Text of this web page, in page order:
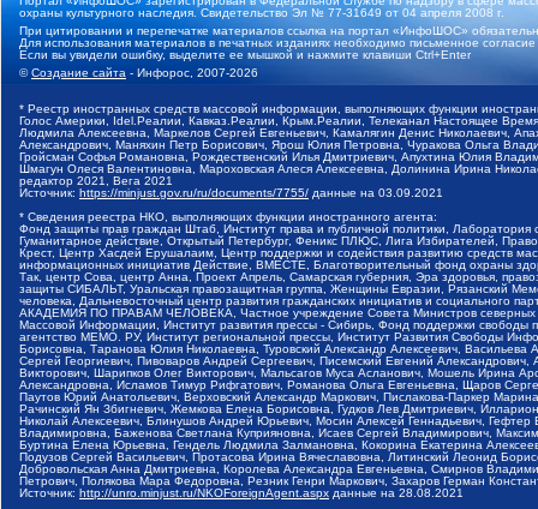
охраны культурного наследия. Свидетельство Эл № 77-31649 от 04 апреля 2008 г.
При цитировании и перепечатке материалов ссылка на портал «ИнфоШОС»
Для использования материалов в печатных изданиях необходимо письменное
Если вы увидели ошибку, выделите ее мышкой и нажмите клавиши Ctrl+Enter
©Создание сайта - Инфорос, 2007-2026
* Реестр иностранных средств массовой информации, выполняющих функции
Голос Америки, Idel.Реалии, Кавказ.Реалии, Крым.Реалии, Телеканал Настоящее
Людмила Алексеевна, Маркелов Сергей Евгеньевич, Камалягин Денис Николаевич,
Александрович, Маняхин Петр Борисович, Ярош Юлия Петровна, Чуракова Ольга
Гройсман Софья Романовна, Рождественский Илья Дмитриевич, Апухтина Юлия
Шмагун Олеся Валентиновна, Мароховская Алеся Алексеевна, Долинина Ирина
редактор 2021, Вега 2021
Источник: https://minjust.gov.ru/ru/documents/7755/ данные на 03.09.2021
* Сведения реестра НКО, выполняющих функции иностранного агента:
Фонд защиты прав граждан Штаб, Институт права и публичной политики,
Гуманитарное действие, Открытый Петербург, Феникс ПЛЮС, Лига Избирателей,
Крест, Центр Хасдей Ерушалаим, Центр поддержки и содействия развитию средств
информационных инициатив Действие, ВМЕСТЕ, Благотворительный фонд охраны
Так, центр Сова, центр Анна, Проект Апрель, Самарская губерния, Эра здоровья,
защиты СИБАЛЬТ, Уральская правозащитная группа, Женщины Евразии, Рязанский
человека, Дальневосточный центр развития гражданских инициатив и социального
АКАДЕМИЯ ПО ПРАВАМ ЧЕЛОВЕКА, Частное учреждение Совета Министров северных
Массовой Информации, Институт развития прессы - Сибирь, Фонд поддержки
агентство МЕМО. РУ, Институт региональной прессы, Институт Развития Свободы
Борисовна, Таранова Юлия Николаевна, Туровский Александр Алексеевич,
Сергей Георгиевич, Пивоваров Андрей Сергеевич, Писемский Евгений
Викторович, Шарипков Олег Викторович, Мальсагов Муса Асланович, Мошель Ирина
Александровна, Исламов Тимур Рифгатович, Романова Ольга Евгеньевна, Щаров
Паутов Юрий Анатольевич, Верховский Александр Маркович, Пислакова-Паркер
Рачинский Ян Збигневич, Жемкова Елена Борисовна, Гудков Лев Дмитриевич,
Николай Алексеевич, Блинушов Андрей Юрьевич, Мосин Алексей Геннадьевич,
Владимировна, Баженова Светлана Куприяновна, Исаев Сергей Владимирович,
Буртина Елена Юрьевна, Гендель Людмила Залмановна, Кокорина Екатерина
Подузов Сергей Васильевич, Протасова Ирина Вячеславовна, Литинский Леонид
Добровольская Анна Дмитриевна, Королева Александра Евгеньевна, Смирнов
Петрович, Полякова Мара Федоровна, Резник Генри Маркович, Захаров Герман
Источник: http://unro.minjust.ru/NKOForeignAgent.aspx данные на 28.08.2021